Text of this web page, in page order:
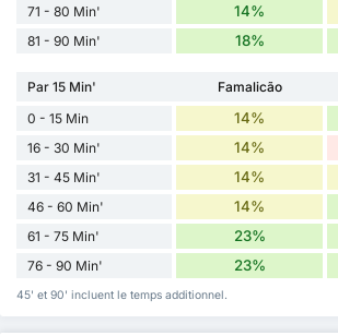
71 - 80 Min' 14%
81 - 90 Min' 18%
Par 15 Min' Famalicão
0 - 15 Min
14%
16 - 30 Min' 14%
31 - 45 Min' 14%
46 - 60 Min' 14%
61 - 75 Min' 23%
76 - 90 Min' 23%
45' et 90' incluent le temps additionnel.